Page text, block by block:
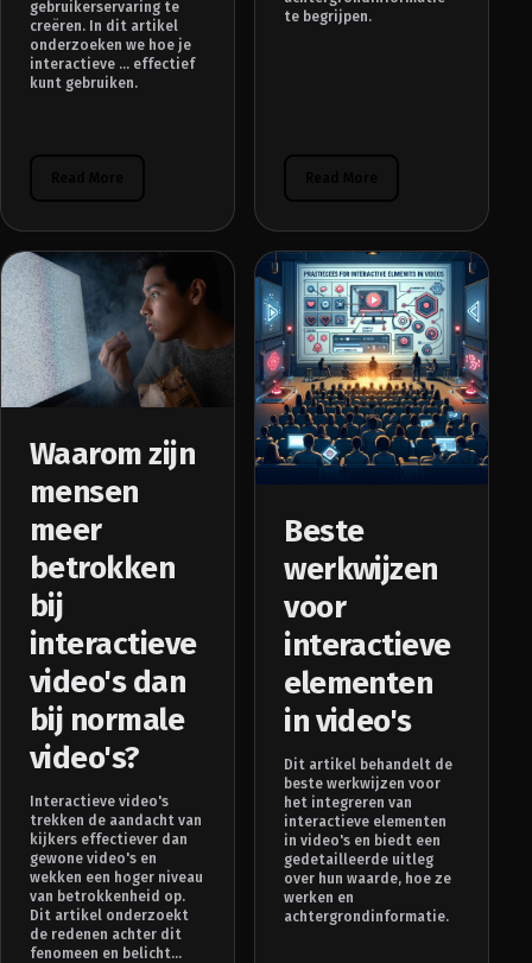
gebruikerservaring te
creëren. In dit artikel
onderzoeken we hoe je
interactieve ... effectief
kunt gebruiken.
te begrijpen.
Waarom zijn
mensen
meer
betrokken
bij
interactieve
video's dan
bij normale
video's?
Interactieve video's
trekken de aandacht van
kijkers effectiever dan
gewone video's en
wekken een hoger niveau
van betrokkenheid op.
Dit artikel onderzoekt
de redenen achter dit
fenomeen en belicht...
Beste
werkwijzen
voor
interactieve
elementen
in video's
Dit artikel behandelt de
beste werkwijzen voor
het integreren van
interactieve elementen
in video's en biedt een
gedetailleerde uitleg
over hun waarde, hoe ze
werken en
achtergrondinformatie.